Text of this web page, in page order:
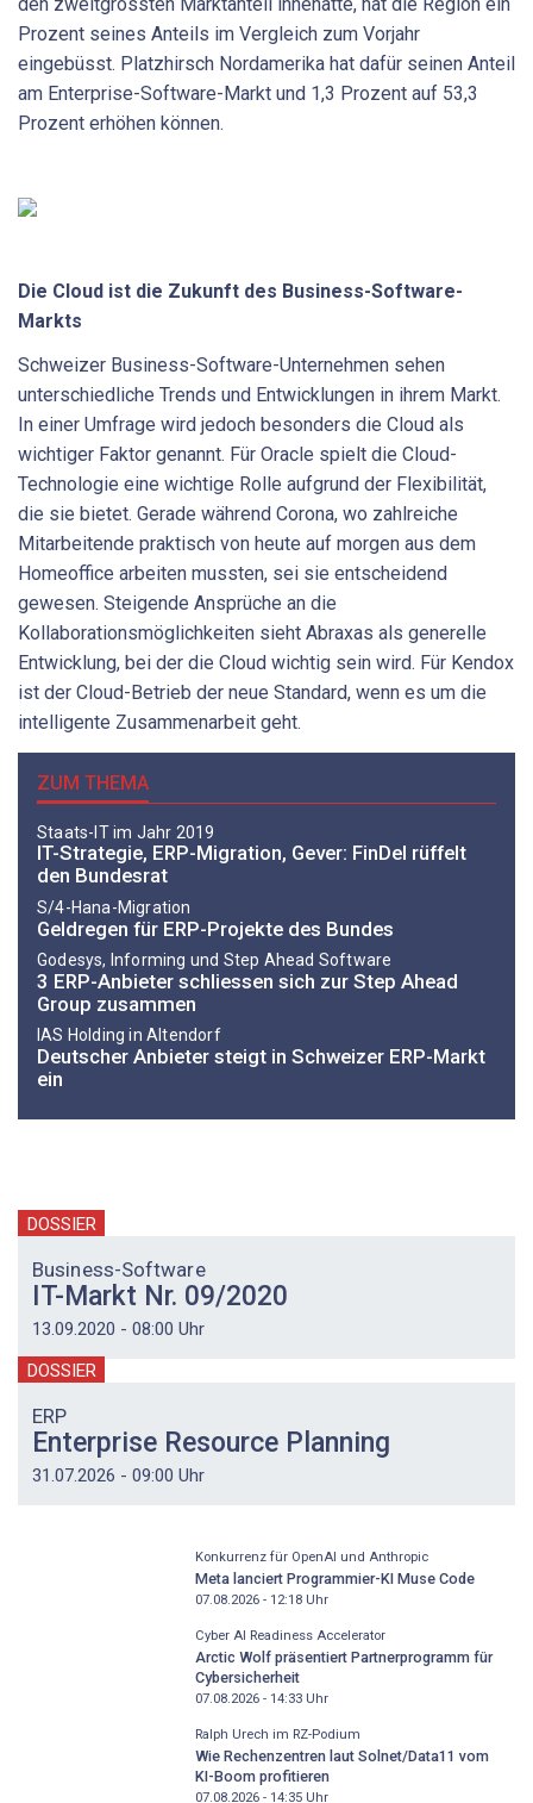
Prozent seines Anteils im Vergleich zum Vorjahr
eingebüsst. Platzhirsch Nordamerika hat dafür seinen Anteil
am Enterprise-Software-Markt und 1,3 Prozent auf 53,3
Prozent erhöhen können.
Die Cloud ist die Zukunft des Business-Software-
Markts
Schweizer Business-Software-Unternehmen sehen
unterschiedliche Trends und Entwicklungen in ihrem Markt.
In einer Umfrage wird jedoch besonders die Cloud als
wichtiger Faktor genannt. Für Oracle spielt die Cloud-
Technologie eine wichtige Rolle aufgrund der Flexibilität,
die sie bietet. Gerade während Corona, wo zahlreiche
Mitarbeitende praktisch von heute auf morgen aus dem
Homeoffice arbeiten mussten, sei sie entscheidend
gewesen. Steigende Ansprüche an die
Kollaborationsmöglichkeiten sieht Abraxas als generelle
Entwicklung, bei der die Cloud wichtig sein wird. Für Kendox
ist der Cloud-Betrieb der neue Standard, wenn es um die
intelligente Zusammenarbeit geht.
ZUM THEMA
Staats-IT im Jahr 2019
IT-Strategie, ERP-Migration, Gever: FinDel rüffelt
den Bundesrat
S/4-Hana-Migration
Geldregen für ERP-Projekte des Bundes
Godesys, Informing und Step Ahead Software
3 ERP-Anbieter schliessen sich zur Step Ahead
Group zusammen
IAS Holding in Altendorf
Deutscher Anbieter steigt in Schweizer ERP-Markt
ein
DOSSIER
Business-Software
IT-Markt Nr. 09/2020
13.09.2020 - 08:00 Uhr
DOSSIER
ERP
Enterprise Resource Planning
31.07.2026 - 09:00 Uhr
Konkurrenz für OpenAI und Anthropic
Meta lanciert Programmier-KI Muse Code
07.08.2026 - 12:18Uhr
Cyber AI Readiness Accelerator
Arctic Wolf präsentiert Partnerprogramm für
Cybersicherheit
07.08.2026 - 14:33Uhr
Ralph Urech im RZ-Podium
Wie Rechenzentren laut Solnet/Data11 vom
KI-Boom profitieren
07.08.2026 - 14:35Uhr